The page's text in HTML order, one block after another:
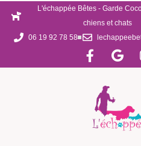
L'échappée Bêtes - Garde
chiens et chats
06 19 92 78 58